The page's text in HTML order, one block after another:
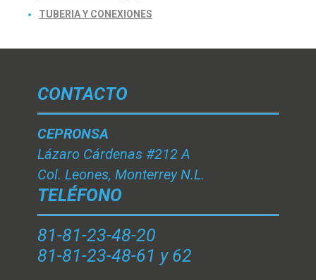
TUBERIA Y CONEXIONES
CONTACTO
CEPRONSA
Lázaro Cárdenas #212 A
Col. Leones, Monterrey N.L.
TELÉFONO
81-81-23-48-20
81-81-23-48-61 y 62